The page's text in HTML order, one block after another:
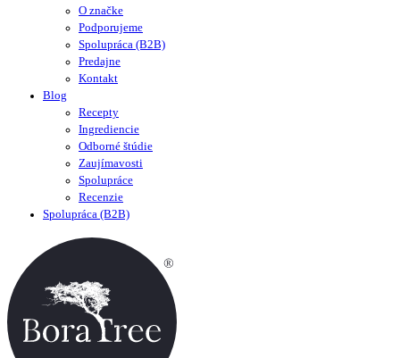
O značke
Podporujeme
Spolupráca (B2B)
Predajne
Kontakt
Blog
Recepty
Ingrediencie
Odborné štúdie
Zaujímavosti
Spolupráce
Recenzie
Spolupráca (B2B)